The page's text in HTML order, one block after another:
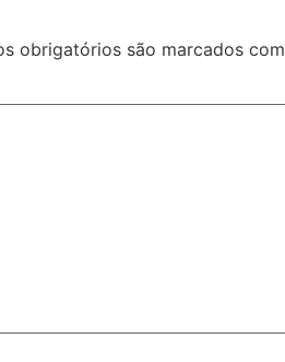
obrigatórios são marcados com